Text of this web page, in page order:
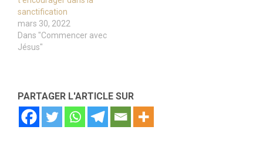
sanctification
mars 30, 2022
Dans "Commencer avec
Jésus"
PARTAGER L'ARTICLE SUR